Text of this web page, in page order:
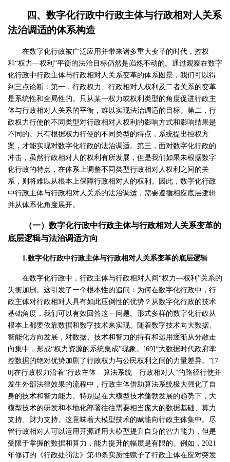
四、数字化行政中行政主体与行政相对人关系
法治调适的体系构造
在数字化行政被广泛应用并带来诸多重大变革的时代，控权
和“权力—权利”平衡的法治目标仍然是岿然不动的。通过观察在数字
化行政中行政主体与行政相对人关系变革的体系图景，我们可以得
到三点论断：第一，行政权力、行政相对人权利及二者关系的变革
是系统性和全局性的。只从某一权力或权利类型的角度促进行政主
体与行政相对人关系的平衡，难以实现法治调适的目标。第二，行
政权力行使的不同类型对行政相对人权利的影响方式和影响结果是
不同的。只有根据权力行使的不同类型的特点，系统提出控权方
案，才能实现对数字化行政的法治调适。第三，面对数字化行政的
冲击，虽然行政相对人的权利有所发展，但是我们如果未根据数字
化行政的特点，在体系上调整不同类型行政相对人权利之间的关
系，则将难以从根本上保障行政相对人的权利。因此，数字化行政
中行政主体与行政相对人关系的法治调适，需要遵循相应底层逻辑
并从体系化角度展开。
（一）数字化行政中行政主体与行政相对人关系变革的
底层逻辑与法治调适方向
1.数字化行政中行政主体与行政相对人关系变革的底层逻辑
在数字化行政中，行政主体与行政相对人间“权力—权利”关系的
失衡加剧。这引发了一个根本性的追问：为何在数字化行政中，行
政主体对行政相对人具有如此压倒性的优势？从数字化行政的技术
基础角度，我们可以有效回答这一问题。形式多样的数字化行政从
根本上都要依靠数据和数字技术来实现。随着数字技术向大数据、
智能化方向发展，对数据、技术和智力的持有和运用逐渐从分散走
向集中，形成“权力资源的系统集成”现象。[69]“大数据时代政府掌
控数据的绝对优势加剧了行政权力与公民权利之间的力量差异。”[7
0]在行政权力沿着“行政主体—算法系统—行政相对人”的路径行使并
发生外部法律效果的流程中，行政主体借助算法系统极大强化了自
身的技术和智力能力。特别是在大模型技术蓬勃发展的趋势下，大
模型技术的研发和本地化部署往往需要相当庞大的数据基础、算力
支持、财力支持。这意味着大模型技术的赋能向行政主体集中。尽
管行政相对人可以运用开源通用大模型提升自身的智力能力，但是
受限于掌握的数据和算力，能力提升的幅度是有限的。例如，2021
年修订的《行政处罚法》第49条实质性赋予了行政主体在应对突发